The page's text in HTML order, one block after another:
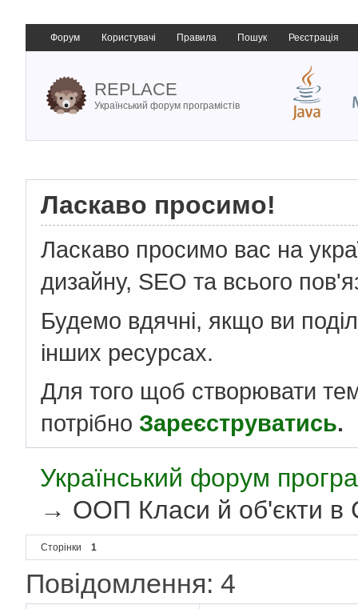
Форум Користувачі Правила Пошук Реєстрація
REPLACE
Український форум програмістів
Ласкаво просимо!
Ласкаво просимо вас на
дизайну, SEO та всього
Будемо вдячні, якщо ви
інших ресурсах.
Для того щоб створювати
потрібно Зареєструватись.
Український форум
→ ООП Класи й об'єкти в
Сторінки 1
Повідомлення: 4